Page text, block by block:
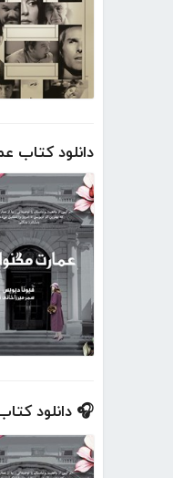
دانلود کتاب
🎧 دانلود